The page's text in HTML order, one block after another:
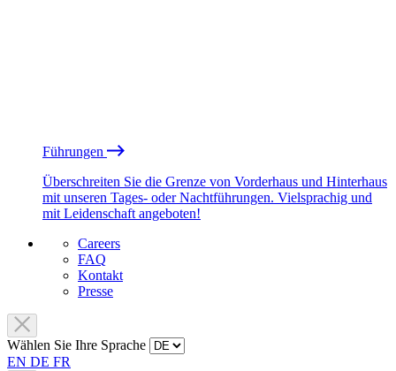
Führungen
Überschreiten Sie die Grenze von Vorderhaus und Hinterhaus
mit unseren Tages- oder Nachtführungen. Vielsprachig und
mit Leidenschaft angeboten!
Careers
FAQ
Kontakt
Presse
Wählen Sie Ihre Sprache
EN DE FR